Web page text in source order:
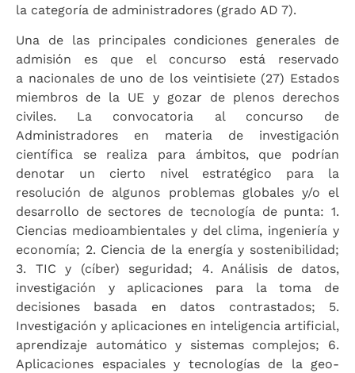
la categoría de administradores (grado AD 7).
Una de las principales condiciones generales de
admisión es que el concurso está reservado
a nacionales de uno de los veintisiete (27) Estados
miembros de la UE y gozar de plenos derechos
civiles. La convocatoria al concurso de
Administradores en materia de investigación
científica se realiza para ámbitos, que podrían
denotar un cierto nivel estratégico para la
resolución de algunos problemas globales y/o el
desarrollo de sectores de tecnología de punta: 1.
Ciencias medioambientales y del clima, ingeniería y
economía; 2. Ciencia de la energía y sostenibilidad;
3. TIC y (cíber) seguridad; 4. Análisis de datos,
investigación y aplicaciones para la toma de
decisiones basada en datos contrastados; 5.
Investigación y aplicaciones en inteligencia artificial,
aprendizaje automático y sistemas complejos; 6.
Aplicaciones espaciales y tecnologías de la geo-